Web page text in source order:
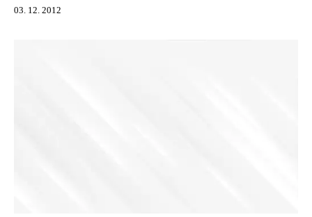
03. 12. 2012